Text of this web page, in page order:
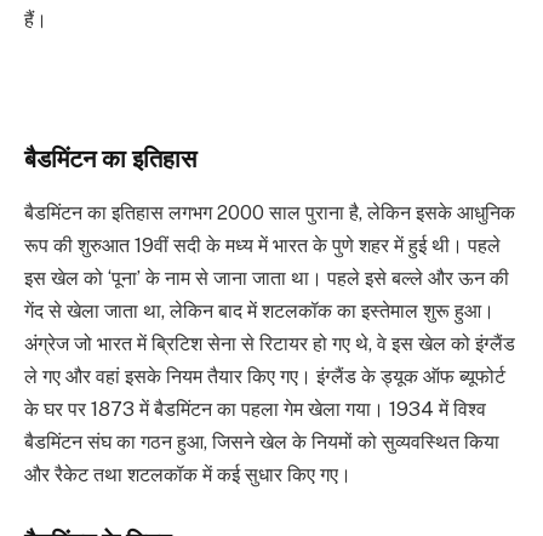
हैं।
बैडमिंटन का इतिहास
बैडमिंटन का इतिहास लगभग 2000 साल पुराना है, लेकिन इसके आधुनिक
रूप की शुरुआत 19वीं सदी के मध्य में भारत के पुणे शहर में हुई थी। पहले
इस खेल को ‘पूना’ के नाम से जाना जाता था। पहले इसे बल्ले और ऊन की
गेंद से खेला जाता था, लेकिन बाद में शटलकॉक का इस्तेमाल शुरू हुआ।
अंग्रेज जो भारत में ब्रिटिश सेना से रिटायर हो गए थे, वे इस खेल को इंग्लैंड
ले गए और वहां इसके नियम तैयार किए गए। इंग्लैंड के ड्यूक ऑफ ब्यूफोर्ट
के घर पर 1873 में बैडमिंटन का पहला गेम खेला गया। 1934 में विश्व
बैडमिंटन संघ का गठन हुआ, जिसने खेल के नियमों को सुव्यवस्थित किया
और रैकेट तथा शटलकॉक में कई सुधार किए गए।